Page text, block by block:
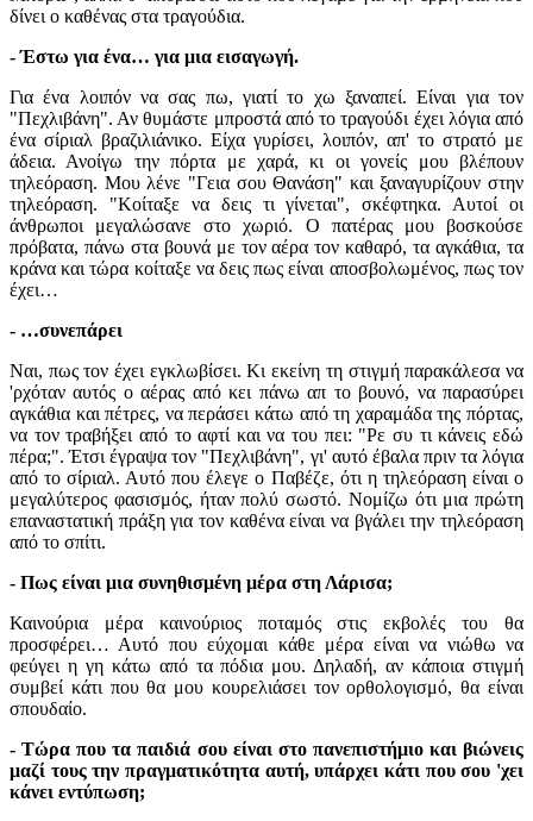
δίνει ο καθένας στα τραγούδια.
- Έστω για ένα… για μια εισαγωγή.
Για ένα λοιπόν να σας πω, γιατί το χω ξαναπεί. Είναι για τον
"Πεχλιβάνη". Αν θυμάστε μπροστά από το τραγούδι έχει λόγια από
ένα σίριαλ βραζιλιάνικο. Είχα γυρίσει, λοιπόν, απ' το στρατό με
άδεια. Ανοίγω την πόρτα με χαρά, κι οι γονείς μου βλέπουν
τηλεόραση. Μου λένε "Γεια σου Θανάση" και ξαναγυρίζουν στην
τηλεόραση. "Κοίταξε να δεις τι γίνεται", σκέφτηκα. Αυτοί οι
άνθρωποι μεγαλώσανε στο χωριό. Ο πατέρας μου βοσκούσε
πρόβατα, πάνω στα βουνά με τον αέρα τον καθαρό, τα αγκάθια, τα
κράνα και τώρα κοίταξε να δεις πως είναι αποσβολωμένος, πως τον
έχει…
- …συνεπάρει
Ναι, πως τον έχει εγκλωβίσει. Κι εκείνη τη στιγμή παρακάλεσα να
'ρχόταν αυτός ο αέρας από κει πάνω απ το βουνό, να παρασύρει
αγκάθια και πέτρες, να περάσει κάτω από τη χαραμάδα της πόρτας,
να τον τραβήξει από το αφτί και να του πει: "Ρε συ τι κάνεις εδώ
πέρα;". Έτσι έγραψα τον "Πεχλιβάνη", γι' αυτό έβαλα πριν τα λόγια
από το σίριαλ. Αυτό που έλεγε ο Παβέζε, ότι η τηλεόραση είναι ο
μεγαλύτερος φασισμός, ήταν πολύ σωστό. Νομίζω ότι μια πρώτη
επαναστατική πράξη για τον καθένα είναι να βγάλει την τηλεόραση
από το σπίτι.
- Πως είναι μια συνηθισμένη μέρα στη Λάρισα;
Καινούρια μέρα καινούριος ποταμός στις εκβολές του θα
προσφέρει… Αυτό που εύχομαι κάθε μέρα είναι να νιώθω να
φεύγει η γη κάτω από τα πόδια μου. Δηλαδή, αν κάποια στιγμή
συμβεί κάτι που θα μου κουρελιάσει τον ορθολογισμό, θα είναι
σπουδαίο.
- Τώρα που τα παιδιά σου είναι στο πανεπιστήμιο και βιώνεις
μαζί τους την πραγματικότητα αυτή, υπάρχει κάτι που σου 'χει
κάνει εντύπωση;